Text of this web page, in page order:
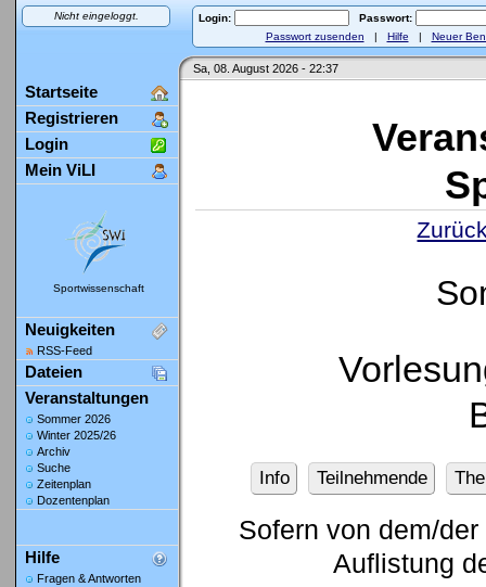
Nicht eingeloggt. Login:
Passwort:
Passwort zusenden | Hilfe | Neuer
Sa, 08. August 2026 - 22:37
Startseite
Registrieren
Login
Mein ViLI
Sportwissenschaft
Neuigkeiten
RSS-Feed
Dateien
Veranstaltungen
Sommer 2026
Winter 2025/26
Archiv
Suche
Zeitenplan
Dozentenplan
Hilfe
Fragen & Antworten
Info Teilnehmende
Sofern von dem/
Auflistung